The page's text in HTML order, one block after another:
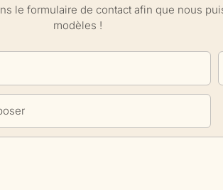
le formulaire de contact afin que nous
modèles !